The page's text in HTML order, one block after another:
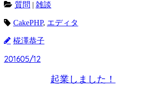
質問 | 雑談
CakePHP, エディタ
椛澤恭子
201605/12
201605/12
起業しました！